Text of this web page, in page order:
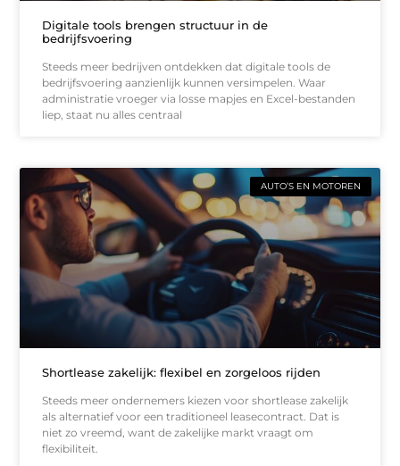
Digitale tools brengen structuur in de
bedrijfsvoering
Steeds meer bedrijven ontdekken dat digitale tools de
bedrijfsvoering aanzienlijk kunnen versimpelen. Waar
administratie vroeger via losse mapjes en Excel-bestanden
liep, staat nu alles centraal
AUTO’S EN MOTOREN
Shortlease zakelijk: flexibel en zorgeloos rijden
Steeds meer ondernemers kiezen voor shortlease zakelijk
als alternatief voor een traditioneel leasecontract. Dat is
niet zo vreemd, want de zakelijke markt vraagt om
flexibiliteit.